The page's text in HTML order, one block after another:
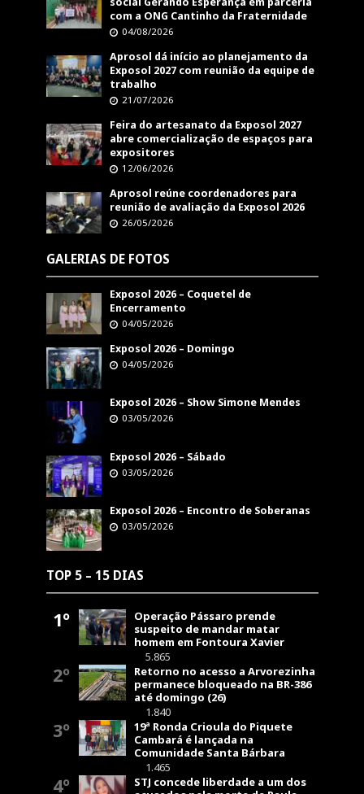
com a ONG Cantinho da Fraternidade
04/08/2026
Aprosol dá início ao planejamento da
Exposol 2027 com reunião da equipe de
trabalho
21/07/2026
Feira do artesanato da Exposol 2027
abre comercialização de espaços para
expositores
12/06/2026
Aprosol reúne coordenadores para
reunião de avaliação da Exposol 2026
26/05/2026
GALERIAS DE FOTOS
Exposol 2026 – Coquetel de
Encerramento
04/05/2026
Exposol 2026 – Domingo
04/05/2026
Exposol 2026 – Show Simone Mendes
03/05/2026
Exposol 2026 – Sábado
03/05/2026
Exposol 2026 – Encontro de Soberanas
03/05/2026
TOP 5 – 15 DIAS
1º
Operação Pássaro prende
suspeito de mandar matar
homem em Fontoura Xavier
5.865
2º
Retorno no acesso a Arvorezinha
permanece bloqueado na BR-386
até domingo (26)
1.840
3º
19ª Ronda Crioula do Piquete
Cambará é lançada na
Comunidade Santa Bárbara
1.465
4º
STJ concede liberdade a um dos